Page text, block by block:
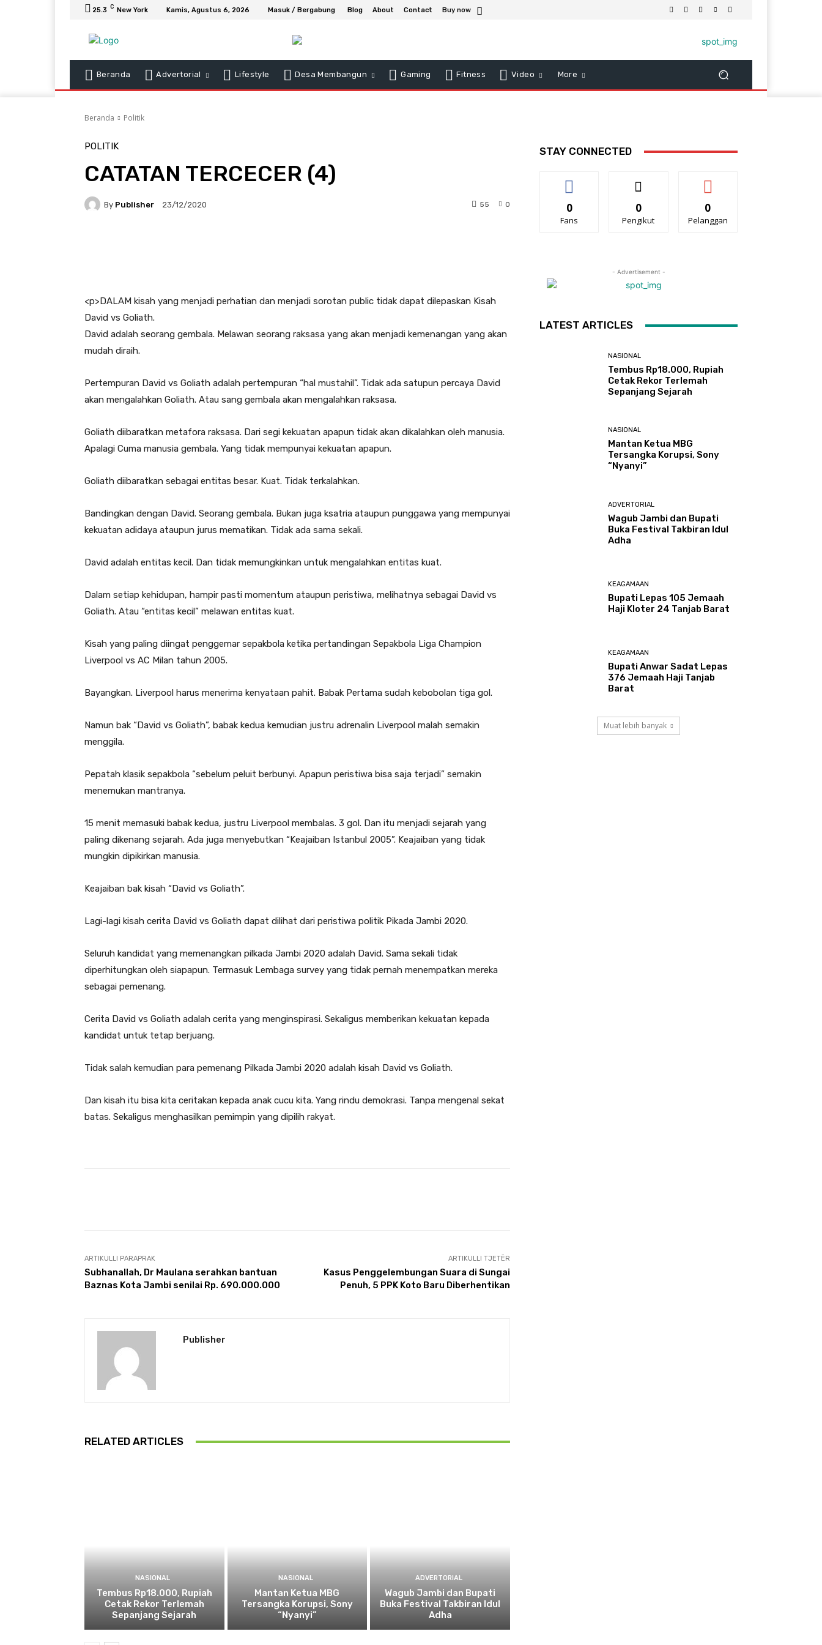
25.3 C New York Kamis, Agustus 6, 2026 Masuk / Bergabung Blog About Contact Buy now
Beranda Advertorial Lifestyle Desa Membangun Gaming Fitness Video More
Beranda Politik
POLITIK
CATATAN TERCECER (4)
By Publisher 23/12/2020 0
55
<p>DALAM kisah yang menjadi perhatian dan menjadi sorotan public tidak dapat dilepaskan Kisah
David vs Goliath.
David adalah seorang gembala. Melawan seorang raksasa yang akan menjadi kemenangan yang akan
mudah diraih.
Pertempuran David vs Goliath adalah pertempuran “hal mustahil”. Tidak ada satupun percaya David
akan mengalahkan Goliath. Atau sang gembala akan mengalahkan raksasa.
Goliath diibaratkan metafora raksasa. Dari segi kekuatan apapun tidak akan dikalahkan oleh manusia.
Apalagi Cuma manusia gembala. Yang tidak mempunyai kekuatan apapun.
Goliath diibaratkan sebagai entitas besar. Kuat. Tidak terkalahkan.
Bandingkan dengan David. Seorang gembala. Bukan juga ksatria ataupun punggawa yang mempunyai
kekuatan adidaya ataupun jurus mematikan. Tidak ada sama sekali.
David adalah entitas kecil. Dan tidak memungkinkan untuk mengalahkan entitas kuat.
Dalam setiap kehidupan, hampir pasti momentum ataupun peristiwa, melihatnya sebagai David vs
Goliath. Atau “entitas kecil” melawan entitas kuat.
Kisah yang paling diingat penggemar sepakbola ketika pertandingan Sepakbola Liga Champion
Liverpool vs AC Milan tahun 2005.
Bayangkan. Liverpool harus menerima kenyataan pahit. Babak Pertama sudah kebobolan tiga gol.
Namun bak “David vs Goliath”, babak kedua kemudian justru adrenalin Liverpool malah semakin
menggila.
Pepatah klasik sepakbola “sebelum peluit berbunyi. Apapun peristiwa bisa saja terjadi” semakin
menemukan mantranya.
15 menit memasuki babak kedua, justru Liverpool membalas. 3 gol. Dan itu menjadi sejarah yang
paling dikenang sejarah. Ada juga menyebutkan “Keajaiban Istanbul 2005”. Keajaiban yang tidak
mungkin dipikirkan manusia.
Keajaiban bak kisah “David vs Goliath”.
Lagi-lagi kisah cerita David vs Goliath dapat dilihat dari peristiwa politik Pikada Jambi 2020.
Seluruh kandidat yang memenangkan pilkada Jambi 2020 adalah David. Sama sekali tidak
diperhitungkan oleh siapapun. Termasuk Lembaga survey yang tidak pernah menempatkan mereka
sebagai pemenang.
Cerita David vs Goliath adalah cerita yang menginspirasi. Sekaligus memberikan kekuatan kepada
kandidat untuk tetap berjuang.
Tidak salah kemudian para pemenang Pilkada Jambi 2020 adalah kisah David vs Goliath.
Dan kisah itu bisa kita ceritakan kepada anak cucu kita. Yang rindu demokrasi. Tanpa mengenal sekat
batas. Sekaligus menghasilkan pemimpin yang dipilih rakyat.
ARTIKULLI PARAPRAK
Subhanallah, Dr Maulana serahkan bantuan
Baznas Kota Jambi senilai Rp. 690.000.000
ARTIKULLI TJETËR
Kasus Penggelembungan Suara di Sungai
Penuh, 5 PPK Koto Baru Diberhentikan
Publisher
RELATED ARTICLES
NASIONAL
Tembus Rp18.000, Rupiah
Cetak Rekor Terlemah
Sepanjang Sejarah
NASIONAL
Mantan Ketua MBG
Tersangka Korupsi, Sony
“Nyanyi”
ADVERTORIAL
Wagub Jambi dan Bupati
Buka Festival Takbiran Idul
Adha
STAY CONNECTED
0
Fans
0
Pengikut
0
Pelanggan
- Advertisement -
LATEST ARTICLES
NASIONAL
Tembus Rp18.000, Rupiah
Cetak Rekor Terlemah
Sepanjang Sejarah
NASIONAL
Mantan Ketua MBG
Tersangka Korupsi, Sony
“Nyanyi”
ADVERTORIAL
Wagub Jambi dan Bupati
Buka Festival Takbiran Idul
Adha
KEAGAMAAN
Bupati Lepas 105 Jemaah
Haji Kloter 24 Tanjab Barat
KEAGAMAAN
Bupati Anwar Sadat Lepas
376 Jemaah Haji Tanjab
Barat
Muat lebih banyak